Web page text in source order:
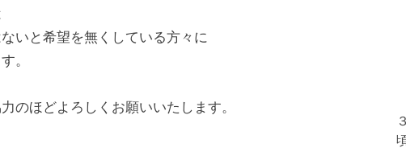
いと希望を無くしている方々に
。
のほどよろしくお願いいたします。